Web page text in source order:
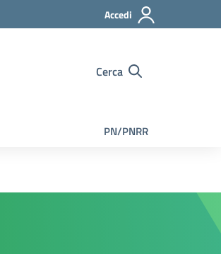
Accedi
Cerca
PN/PNRR